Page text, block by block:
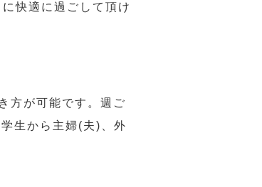
快適に過ごして頂け
方が可能です。週ご
生から主婦(夫)、外